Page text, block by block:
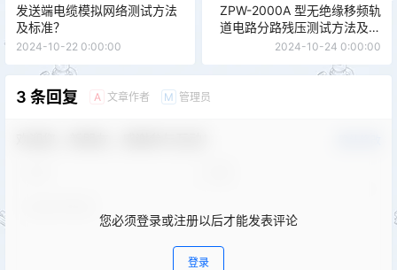
发送端电缆模拟网络测试方法
及标准？
2024-10-22 0:00:00
ZPW-2000A 型无绝缘移频轨
道电路分路残压测试方法及标
准？
2024-10-24 0:00:00
3 条回复 A 文章作者 M 管理员
您必须登录或注册以后才能发表评论
登录